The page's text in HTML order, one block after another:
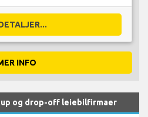
INFO
up og drop-off leiebilfirmaer